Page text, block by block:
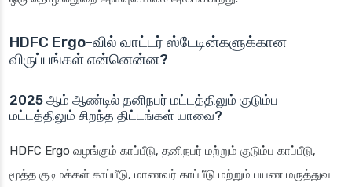
HDFC Ergo-வில் வாட்டர் ஸ்டேடின்களுக்கான
விருப்பங்கள் என்னென்ன?
2025 ஆம் ஆண்டில் தனிநபர் மட்டத்திலும் குடும்ப
மட்டத்திலும் சிறந்த திட்டங்கள் யாவை?
HDFC Ergo வழங்கும் காப்பீடு, தனிநபர் மற்றும் குடும்ப காப்பீடு,
மூத்த குடிமக்கள் காப்பீடு, மாணவர் காப்பீடு மற்றும் பயண மருத்துவ